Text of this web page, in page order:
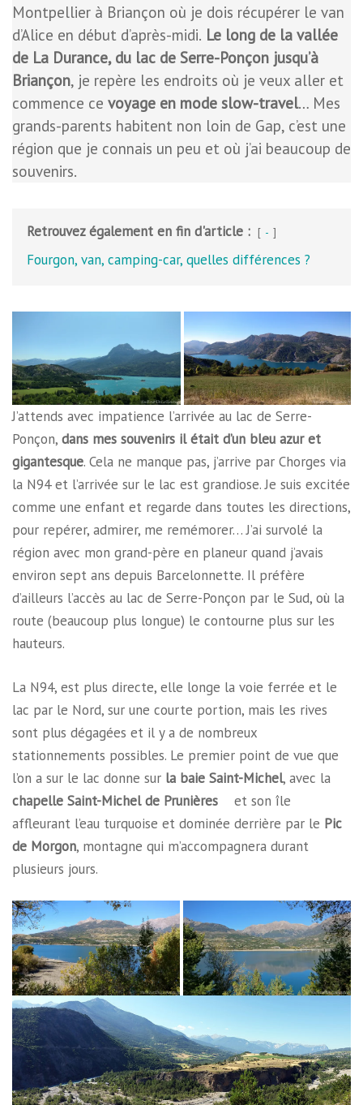
Montpellier à Briançon où je dois récupérer le van
d’Alice en début d’après-midi. Le long de la vallée
de La Durance, du lac de Serre-Ponçon jusqu’à
Briançon, je repère les endroits où je veux aller et
commence ce voyage en mode slow-travel… Mes
grands-parents habitent non loin de Gap, c’est une
région que je connais un peu et où j’ai beaucoup de
souvenirs.
Retrouvez également en fin d'article : -
Fourgon, van, camping-car, quelles différences ?
J’attends avec impatience l’arrivée au lac de Serre-
Ponçon, dans mes souvenirs il était d’un bleu azur et
gigantesque. Cela ne manque pas, j’arrive par Chorges via
la N94 et l’arrivée sur le lac est grandiose. Je suis excitée
comme une enfant et regarde dans toutes les directions,
pour repérer, admirer, me remémorer… J’ai survolé la
région avec mon grand-père en planeur quand j’avais
environ sept ans depuis Barcelonnette. Il préfère
d’ailleurs l’accès au lac de Serre-Ponçon par le Sud, où la
route (beaucoup plus longue) le contourne plus sur les
hauteurs.
La N94, est plus directe, elle longe la voie ferrée et le
lac par le Nord, sur une courte portion, mais les rives
sont plus dégagées et il y a de nombreux
stationnements possibles. Le premier point de vue que
l’on a sur le lac donne sur la baie Saint-Michel, avec la
chapelle Saint-Michel de Prunières et son île
affleurant l’eau turquoise et dominée derrière par le Pic
de Morgon, montagne qui m’accompagnera durant
plusieurs jours.